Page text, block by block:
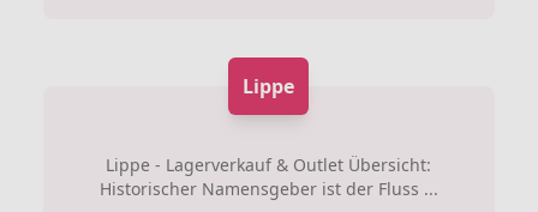
Lippe
Lippe - Lagerverkauf & Outlet Übersicht:
Historischer Namensgeber ist der Fluss ...